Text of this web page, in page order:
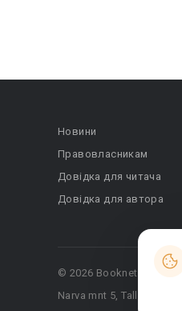
Новини
Правовласникам
Довідка для читача
Довідка для автора
© 2026 Booknet. Всі
Narva mnt 5, Tallinn